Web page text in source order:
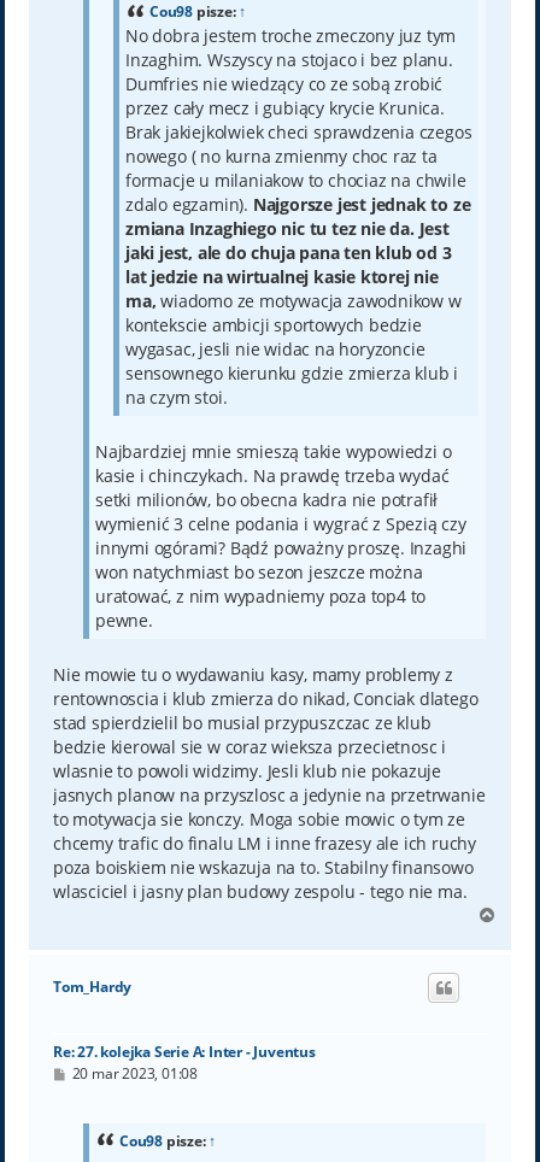
Cou98pisze:↑
No dobra jestem troche zmeczony juz tym
Inzaghim. Wszyscy na stojaco i bez planu.
Dumfries nie wiedzący co ze sobą zrobić
przez cały mecz i gubiący krycie Krunica.
Brak jakiejkolwiek checi sprawdzenia czegos
nowego ( no kurna zmienmy choc raz ta
formacje u milaniakow to chociaz na chwile
zdalo egzamin). Najgorsze jest jednak to ze
zmiana Inzaghiego nic tu tez nie da. Jest
jaki jest, ale do chuja pana ten klub od 3
lat jedzie na wirtualnej kasie ktorej nie
ma, wiadomo ze motywacja zawodnikow w
kontekscie ambicji sportowych bedzie
wygasac, jesli nie widac na horyzoncie
sensownego kierunku gdzie zmierza klub i
na czym stoi.
Najbardziej mnie smieszą takie wypowiedzi o
kasie i chinczykach. Na prawdę trzeba wydać
setki milionów, bo obecna kadra nie potrafił
wymienić 3 celne podania i wygrać z Spezią czy
innymi ogórami? Bądź poważny proszę. Inzaghi
won natychmiast bo sezon jeszcze można
uratować, z nim wypadniemy poza top4 to
pewne.
Nie mowie tu o wydawaniu kasy, mamy problemy z
rentownoscia i klub zmierza do nikad, Conciak dlatego
stad spierdzielil bo musial przypuszczac ze klub
bedzie kierowal sie w coraz wieksza przecietnosc i
wlasnie to powoli widzimy. Jesli klub nie pokazuje
jasnych planow na przyszlosc a jedynie na przetrwanie
to motywacja sie konczy. Moga sobie mowic o tym ze
chcemy trafic do finalu LM i inne frazesy ale ich ruchy
poza boiskiem nie wskazuja na to. Stabilny finansowo
wlasciciel i jasny plan budowy zespolu - tego nie ma.
g
Tom_Hardy
Re: 27. kolejka Serie A: Inter - Juventus
P20 mar 2023, 01:08
Cou98pisze:↑